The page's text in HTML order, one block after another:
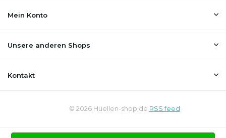
Mein Konto
Unsere anderen Shops
Kontakt
© 2026 Huellen-shop.de RSS feed